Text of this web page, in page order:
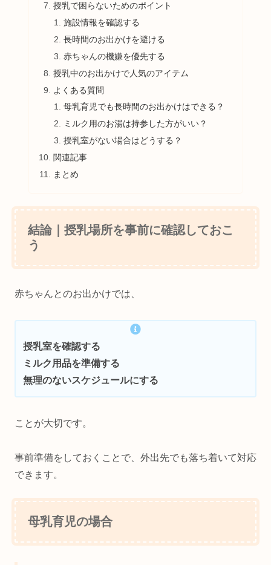
授乳で困らないためのポイント
施設情報を確認する
長時間のお出かけを避ける
赤ちゃんの機嫌を優先する
授乳中のお出かけで人気のアイテム
よくある質問
母乳育児でも長時間のお出かけはできる？
ミルク用のお湯は持参した方がいい？
授乳室がない場合はどうする？
関連記事
まとめ
結論｜授乳場所を事前に確認しておこ
う
赤ちゃんとのお出かけでは、
授乳室を確認する
ミルク用品を準備する
無理のないスケジュールにする
ことが大切です。
事前準備をしておくことで、外出先でも落ち着いて対応
できます。
母乳育児の場合